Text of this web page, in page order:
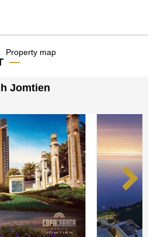
ยู่อาศัย
Estate โทร +6638411250
งาน:+66807945904
และ LINE:
Jomtien